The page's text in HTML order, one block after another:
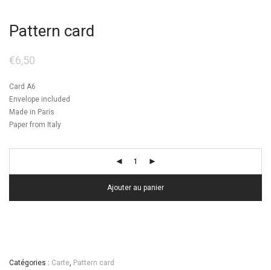
Pattern card
€6,50
Card A6
Envelope included
Made in Paris
Paper from Italy
Ajouter au panier
Catégories : Carte Pattern card